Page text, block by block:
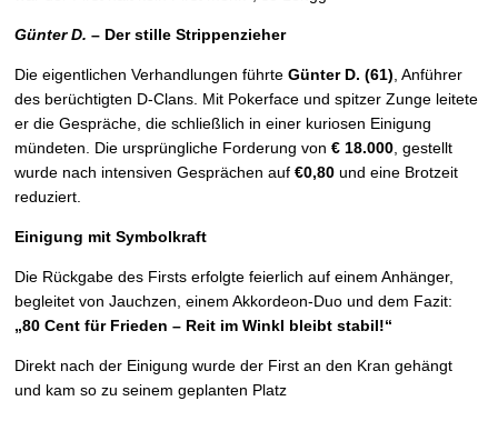
Günter D. – Der stille Strippenzieher
Die eigentlichen Verhandlungen führteGünter D. (61) , Anführer
des berüchtigten D-Clans. Mit Pokerface und spitzer Zunge leitete
er die Gespräche, die schließlich in einer kuriosen Einigung
mündeten. Die ursprüngliche Forderung von€ 18.000 , gestellt
wurde nach intensiven Gesprächen auf€0,80 und eine Brotzeit
reduziert.
Einigung mit Symbolkraft
Die Rückgabe des Firsts erfolgte feierlich auf einem Anhänger,
begleitet von Jauchzen, einem Akkordeon-Duo und dem Fazit:
„80 Cent für Frieden – Reit im Winkl bleibt stabil!“
Direkt nach der Einigung wurde der First an den Kran gehängt
und kam so zu seinem geplanten Platz